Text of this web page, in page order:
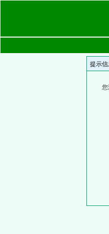
提示